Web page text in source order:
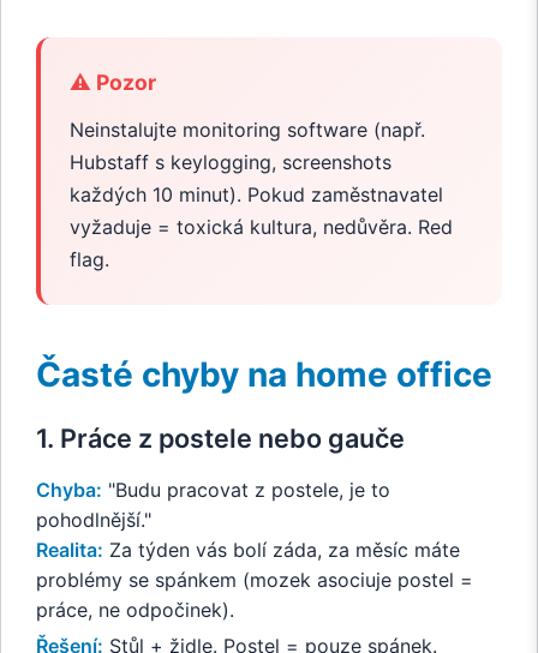
⚠️ Pozor
Neinstalujte monitoring software (např.
Hubstaff s keylogging, screenshots
každých 10 minut). Pokud zaměstnavatel
vyžaduje = toxická kultura, nedůvěra. Red
flag.
Časté chyby na home office
1. Práce z postele nebo gauče
Chyba: "Budu pracovat z postele, je to
pohodlnější."
Realita: Za týden vás bolí záda, za měsíc máte
problémy se spánkem (mozek asociuje postel =
práce, ne odpočinek).
Řešení: Stůl + židle. Postel = pouze spánek.